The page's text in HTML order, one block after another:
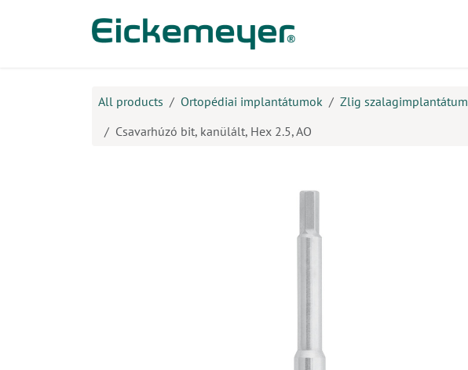
All products Ortopédiai implantátumok
Zlig szalagimplantátum
Csavarhúzó bit, kanülált, Hex 2.5, AO